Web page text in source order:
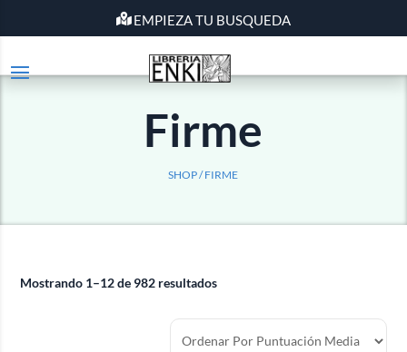
EMPIEZA TU BUSQUEDA
Firme
SHOP / FIRME
Mostrando 1–12 de 982 resultados